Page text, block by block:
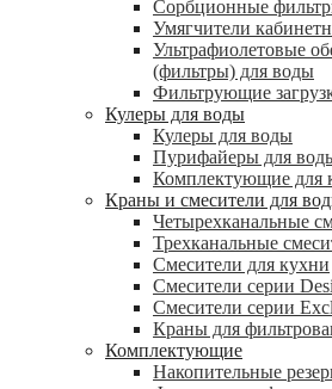
Сорбционные
Умягчители
Ультрафиолетовые
(фильтры) для воды
Фильтрующие
Кулеры для воды
Кулеры для воды
Пурифайеры для
Комплектующие для
Краны и смесители для
Четырехканальные
Трехканальные
Смесители для кухни
Смесители серии
Смесители серии
Краны для
Комплектующие
Накопительные